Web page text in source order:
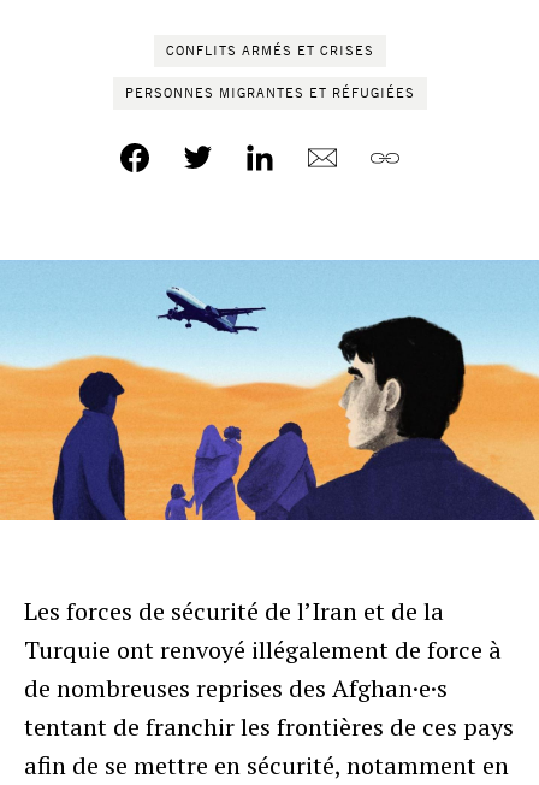
CONFLITS ARMÉS ET CRISES
PERSONNES MIGRANTES ET RÉFUGIÉES
Les forces de sécurité de l’Iran et de la
Turquie ont renvoyé illégalement de force à
de nombreuses reprises des Afghan·e·s
tentant de franchir les frontières de ces pays
afin de se mettre en sécurité, notamment en